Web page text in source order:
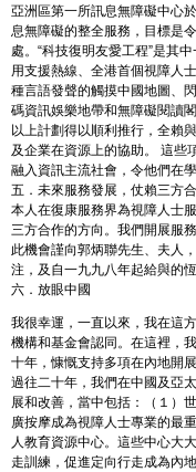
亞洲區第一所訊息無障礙中心
息無障礙的整全服務，目標是
處。“科技復明友愛工程”是其
用支援熱線、全港首個視障人
種言語發聲的觸摸中國地圖、
碼資訊娛樂地帶和無障礙閱讀閣
以上計劃得以順利推行，全賴
及企業在資源上的協助。 這些
融入資訊主流社會，令他們在
五．未來服務發展，仗賴三方
本人在復康服務界為視障人士
三方合作的方向。我們開展服
此機會謹向郭炳聯先生、夫人
注，及自一九九八年起給與的
六．放眼中國
我很幸運，一直以來，我在這
機構和基金會認同。在這裡，
十年，慷慨支持多項在內地開
過往二十年，我們在中國及亞
展和改善，當中包括：（１）
廣按摩成為視障人士專業的最
人教育資源中心。這些中心大
走訓練，促進定向行走成為內